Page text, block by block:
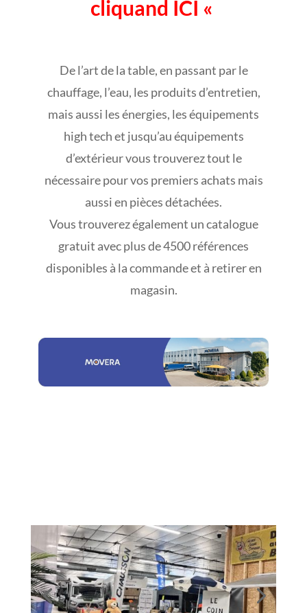
cliquand ICI «
De l’art de la table, en passant par le
chauffage, l’eau, les produits d’entretien,
mais aussi les énergies, les équipements
high tech et jusqu’au équipements
d’extérieur vous trouverez tout le
nécessaire pour vos premiers achats mais
aussi en pièces détachées.
Vous trouverez également un catalogue
gratuit avec plus de 4500 références
disponibles à la commande et à retirer en
magasin.